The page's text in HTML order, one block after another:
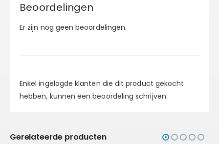
Beoordelingen
Er zijn nog geen beoordelingen.
Enkel ingelogde klanten die dit product gekocht
hebben, kunnen een beoordeling schrijven.
Gerelateerde producten